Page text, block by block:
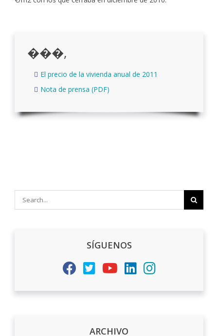
���,
El precio de la vivienda anual de 2011
Nota de prensa (PDF)
SÍGUENOS
ARCHIVO